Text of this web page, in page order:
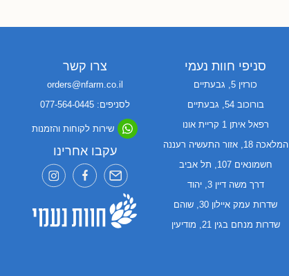
סניפי חוות נעמי
כורזין 5, גבעתיים
בורוכוב 54, גבעתיים
רפאל איתן 1 קריית אונו
המלאכה 18, אזור התעשיה רעננה
חשמונאים 107, תל אביב
דרך משה דיין 3, יהוד
שדרות עמק איילון 30, שוהם
שדרות מנחם בגין 21, מודיעין
צרו קשר
orders@nfarm.co.il
לסניפים: 077-564-0445
שירות לקוחות והזמנות
עקבו אחרינו